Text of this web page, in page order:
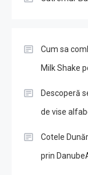
Cum sa
Milk Shake
Descoperă
de vise
Cotele
prin